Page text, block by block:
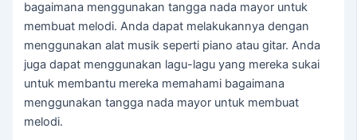
bagaimana menggunakan tangga nada mayor untuk
membuat melodi. Anda dapat melakukannya dengan
menggunakan alat musik seperti piano atau gitar. Anda
juga dapat menggunakan lagu-lagu yang mereka sukai
untuk membantu mereka memahami bagaimana
menggunakan tangga nada mayor untuk membuat
melodi.